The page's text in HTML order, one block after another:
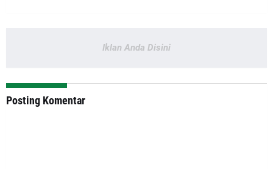
Iklan Anda Disini
Posting Komentar